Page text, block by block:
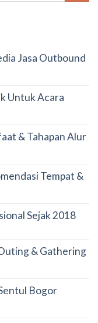
Jasa Outbound
Untuk Acara
& Tahapan Alur
Tempat &
Sejak 2018
& Gathering
Bogor